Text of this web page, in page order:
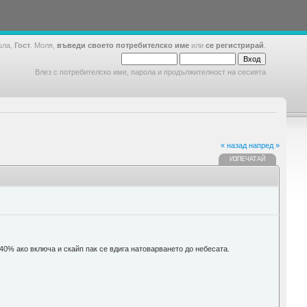
Гост . Моля, въведи своето потребителско име или се регистрирай
Влез с потребителско име, парола и продължителност на сесията
« назад напред »
ИЗПЕЧАТАЙ
ако включа и скайп пак се вдига натоварването до небесата.